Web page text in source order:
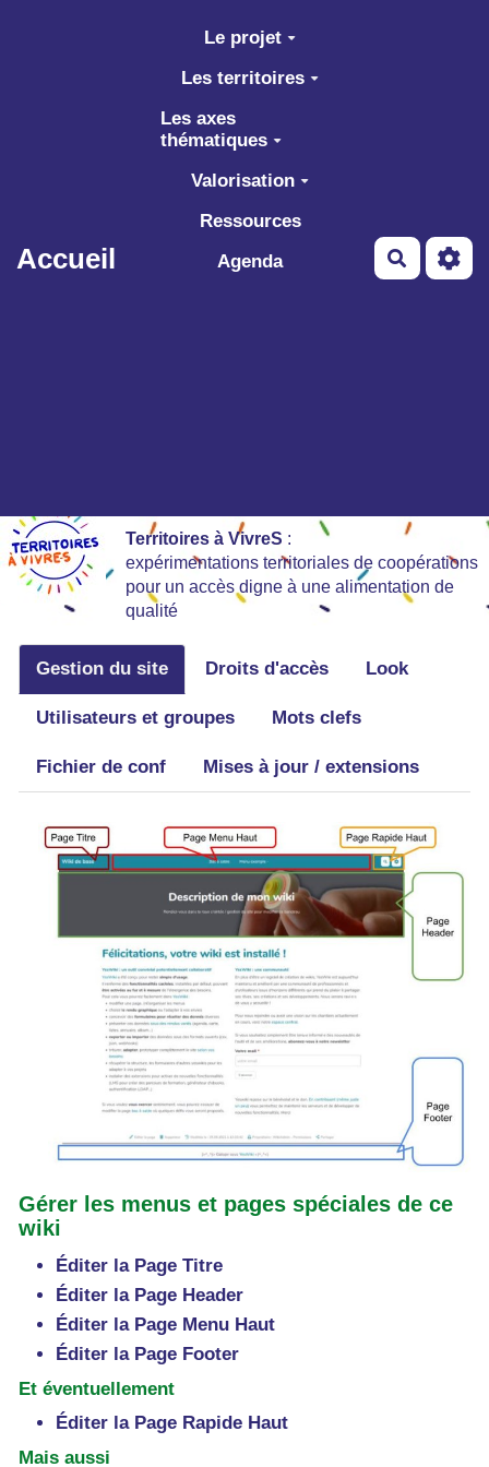
Aller au contenu principal
Accueil
Le projet
Les territoires
Les axes
thématiques
Valorisation
Ressources
Agenda
Territoires à VivreS :
expérimentations territoriales de coopérations
pour un accès digne à une alimentation de
qualité
Gestion du site Droits d'accès Look
Utilisateurs et groupes Mots clefs
Fichier de conf Mises à jour / extensions
Gérer les menus et pages spéciales de ce
wiki
Éditer la Page Titre
Éditer la Page Header
Éditer la Page Menu Haut
Éditer la Page Footer
Et éventuellement
Éditer la Page Rapide Haut
Mais aussi